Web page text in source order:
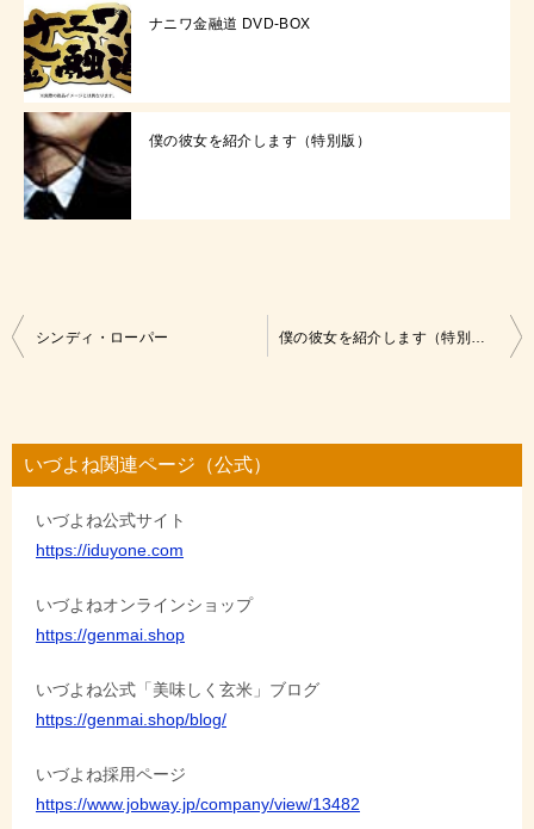
ナニワ金融道 DVD-BOX
僕の彼女を紹介します（特別版）
投
ビ
ゲ
シンディ・ローパー 僕の彼女を紹介します（特別版）
いづよね関連ページ（公式）
いづよね公式サイト
https://iduyone.com
いづよねオンラインショップ
https://genmai.shop
いづよね公式「美味しく玄米」ブログ
https://genmai.shop/blog/
いづよね採用ページ
https://www.jobway.jp/company/view/13482